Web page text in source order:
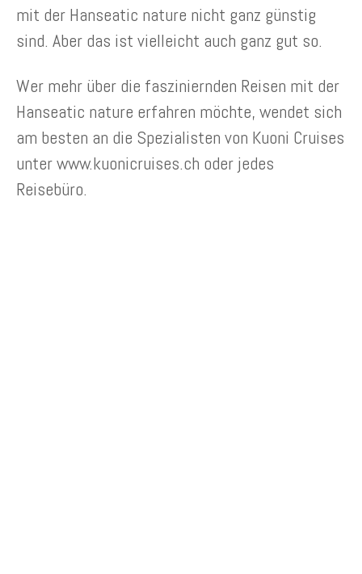
mit der Hanseatic nature nicht ganz günstig
sind. Aber das ist vielleicht auch ganz gut so.
Wer mehr über die fasziniernden Reisen mit der
Hanseatic nature erfahren möchte, wendet sich
am besten an die Spezialisten von Kuoni Cruises
unter www.kuonicruises.ch oder jedes
Reisebüro.